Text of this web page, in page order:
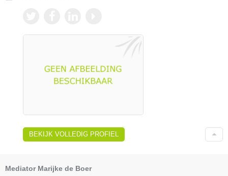
BEKIJK VOLLEDIG PROFIEL
Mediator Marijke de Boer